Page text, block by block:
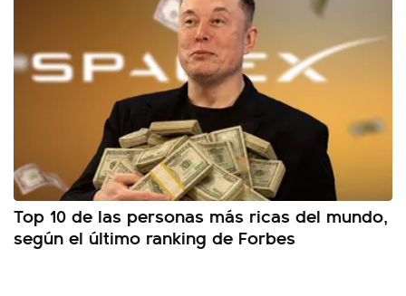
Top 10 de las personas más ricas del mundo,
según el último ranking de Forbes